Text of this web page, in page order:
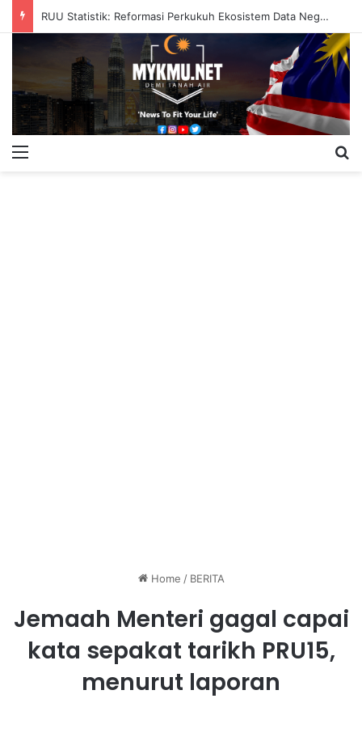
RUU Statistik: Reformasi Perkukuh Ekosistem Data Negara
Home / BERITA
Jemaah Menteri gagal capai
kata sepakat tarikh PRU15,
menurut laporan